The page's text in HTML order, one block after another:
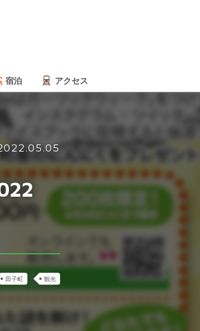
宿泊 アクセス
田子町 観光